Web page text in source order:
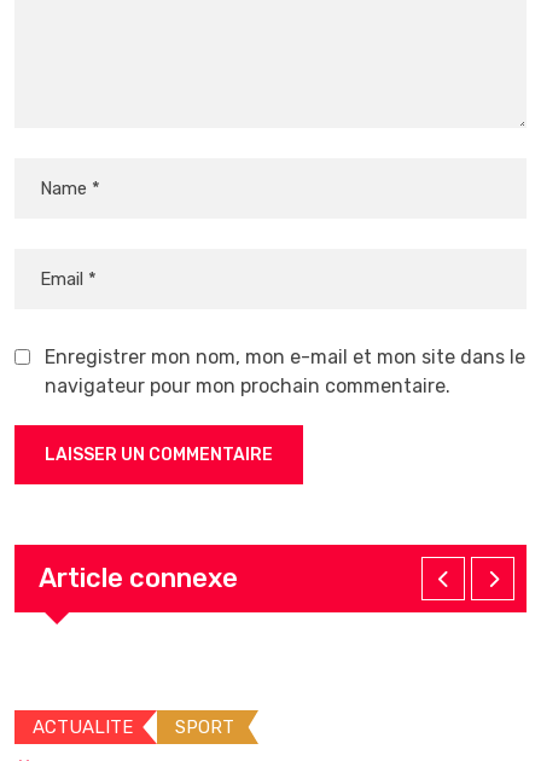
Enregistrer mon nom, mon e-mail et mon site dans le
navigateur pour mon prochain commentaire.
Article connexe
ACTUALITE SPORT